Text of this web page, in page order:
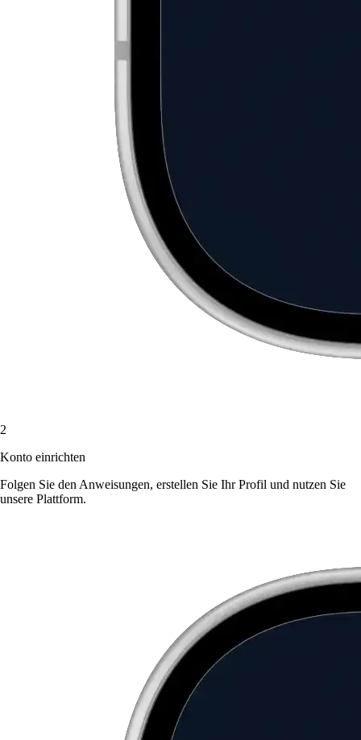
2
Konto einrichten
Folgen Sie den Anweisungen, erstellen Sie Ihr Profil und nutzen Sie
unsere Plattform.